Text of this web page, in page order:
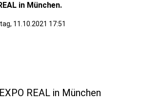
in München.
11.10.2021 17:51
REAL in München